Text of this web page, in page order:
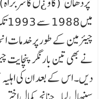
چیئرمین کے طور پر خدمات
نے بھی تین بار نگر پنچایت
دیں۔ اس کے بعد ان کی اہلیہ